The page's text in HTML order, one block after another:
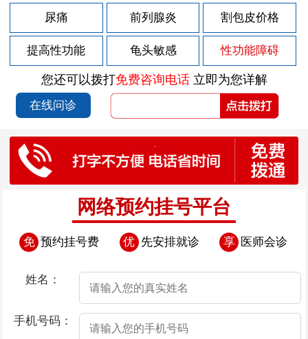
男性得了前列腺炎症状有哪些呢 2026-07-29
男人得了前列腺炎的临床症状？ 2026-07-29
男性前列腺炎的症状 2026-07-29
前列腺炎胀痛的原因 2026-07-28
前列腺炎突然消失的原因 2026-07-25
前列腺炎的症状有什么呢 2026-07-23
过度撸管会导致早泄 2026-07-23
几种正常的早泄现象
导致器质性早泄的原因有哪些
患了早泄后该怎么办 2026-07-23
面对早泄男性患者应该如何应对 2026-07-23
前列腺炎的根本原因
前列腺炎的早期症状与危害
尿痛 前列腺炎 割包皮价格
提高性功能 龟头敏感 性功能障碍
您还可以拨打免费咨询电话立即为您详解
在线问诊
网络预约挂号平台
免 预约挂号费 优 先安排就诊 享 医师会诊
姓名：
手机号码：